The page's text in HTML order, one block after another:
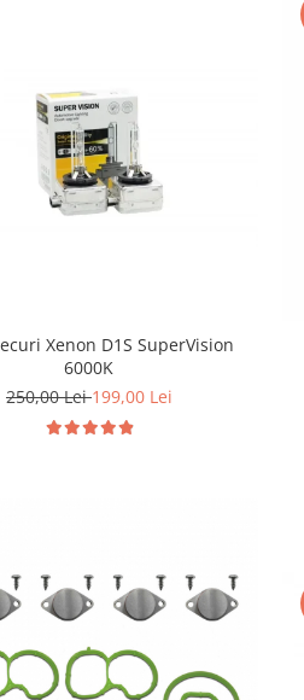
Xenon D1S SuperVision
6000K
250,00 Lei199,00 Lei